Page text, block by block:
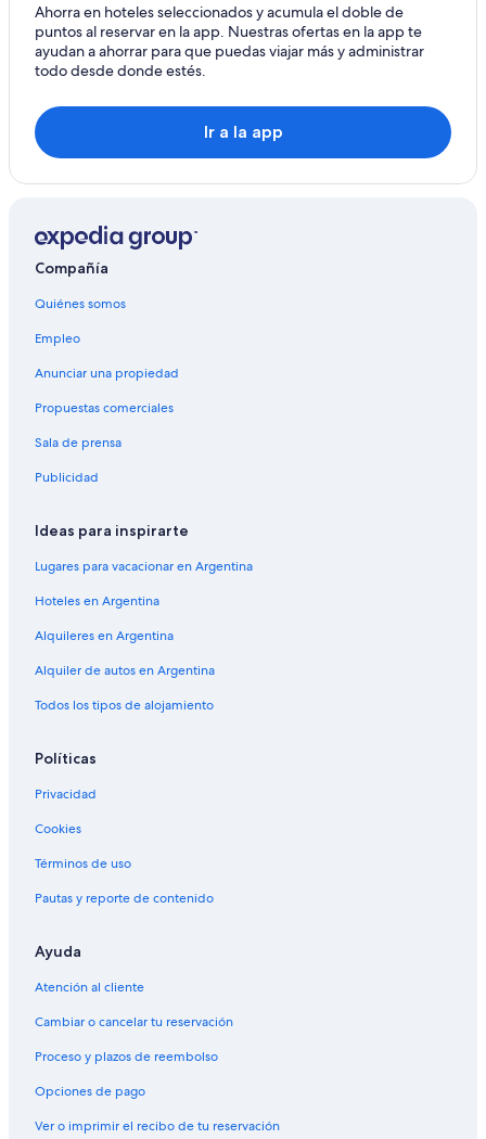
Ahorra en hoteles seleccionados y acumula el doble de
puntos al reservar en la app. Nuestras ofertas en la app te
ayudan a ahorrar para que puedas viajar más y administrar
todo desde donde estés.
Ir a la app
Compañía
Quiénes somos
Empleo
Anunciar una propiedad
Propuestas comerciales
Sala de prensa
Publicidad
Ideas para inspirarte
Lugares para vacacionar en Argentina
Hoteles en Argentina
Alquileres en Argentina
Alquiler de autos en Argentina
Todos los tipos de alojamiento
Políticas
Privacidad
Cookies
Términos de uso
Pautas y reporte de contenido
Ayuda
Atención al cliente
Cambiar o cancelar tu reservación
Proceso y plazos de reembolso
Opciones de pago
Ver o imprimir el recibo de tu reservación